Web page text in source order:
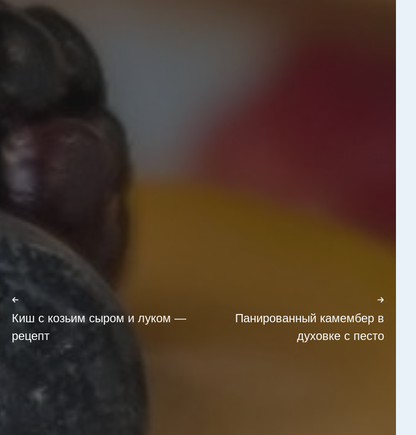
Киш с козьим сыром и луком —
рецепт
Панированный камембер в
духовке с песто